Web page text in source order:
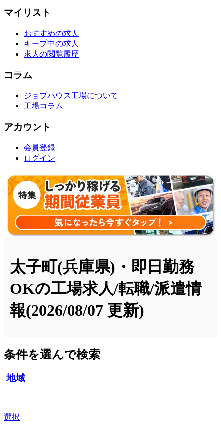
マイリスト
おすすめの求人
キープ中の求人
求人の閲覧履歴
コラム
ジョブハウス工場について
工場コラム
アカウント
会員登録
ログイン
太子町(兵庫県)・即日勤務
OKの工場求人/転職/派遣情
報(2026/08/07 更新)
条件を選んで検索
地域
選択